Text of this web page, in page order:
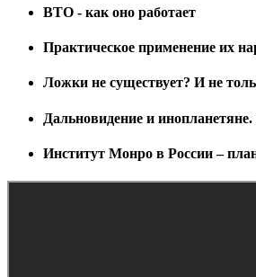
ВТО - как оно работает
Практическое применение их
Ложки не существует? И не
Дальновидение и
Институт Монро в России –